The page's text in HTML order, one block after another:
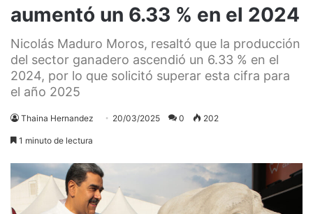
aumentó un 6.33 % en el 2024
Nicolás Maduro Moros, resaltó que la producción
del sector ganadero ascendió un 6.33 % en el
2024, por lo que solicitó superar esta cifra para
el año 2025
Thaina Hernandez 20/03/2025 0 202
1 minuto de lectura